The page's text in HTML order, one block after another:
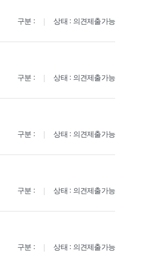
구분 : 상태 : 의견제출가능
구분 : 상태 : 의견제출가능
구분 : 상태 : 의견제출가능
구분 : 상태 : 의견제출가능
구분 : 상태 : 의견제출가능